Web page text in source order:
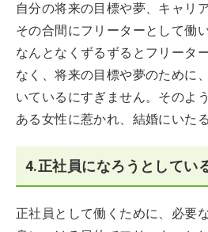
自分の将来の目標や夢、キャリ
その合間にフリーターとして働
なんとなくずるずるとフリータ
なく、将来の目標や夢のために
いているにすぎません。そのよ
ある女性に惹かれ、結婚にいた
4.正社員になろうとしてい
正社員として働くために、必要